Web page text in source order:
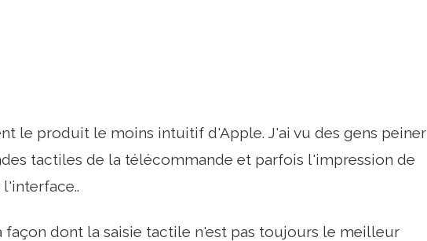
le produit le moins intuitif d'Apple. J'ai vu des gens peiner
tactiles de la télécommande et parfois l'impression de
façon dont la saisie tactile n'est pas toujours le meilleur